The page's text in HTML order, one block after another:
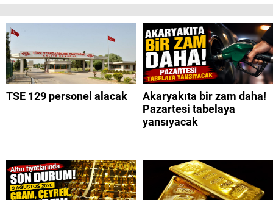
TSE 129 personel alacak
Akaryakıta bir zam daha!
Pazartesi tabelaya
yansıyacak